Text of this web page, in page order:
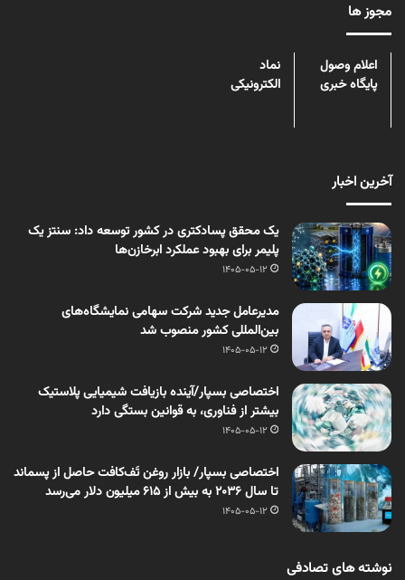
مجوز ها
اعلام وصول
پایگاه خبری
نماد
الکترونیکی
آخرین اخبار
یک محقق پسادکتری در کشور توسعه داد: سنتز یک
پلیمر برای بهبود عملکرد ابرخازن‌ها
1405-05-12
مدیرعامل جدید شرکت سهامی نمایشگاه‌های
بین‌المللی کشور منصوب شد
1405-05-12
اختصاصی بسپار/آینده بازیافت شیمیایی پلاستیک
بیشتر از فناوری، به قوانین بستگی دارد
1405-05-12
اختصاصی بسپار/ بازار روغن تَف‌کافت حاصل از پسماند
تا سال ۲۰۳۶ به بیش از ۶۱۵ میلیون دلار می‌رسد
1405-05-12
نوشته های تصادفی